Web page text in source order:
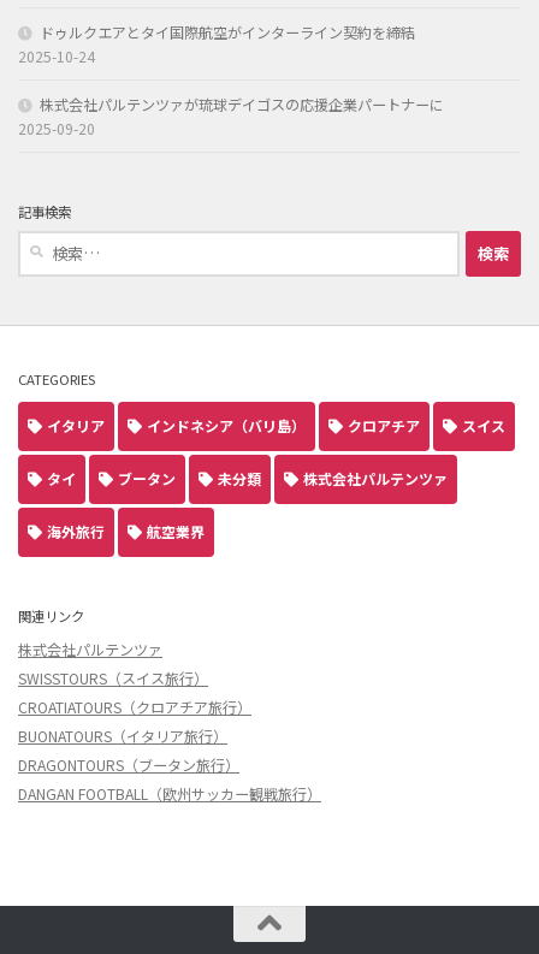
ドゥルクエアとタイ国際航空がインターライン契約を締結
2025-10-24
株式会社パルテンツァが琉球デイゴスの応援企業パートナーに
2025-09-20
記事検索
CATEGORIES
イタリア インドネシア（バリ島） クロアチア スイス
タイ ブータン 未分類 株式会社パルテンツァ
海外旅行 航空業界
関連リンク
株式会社パルテンツァ
SWISSTOURS（スイス旅行）
CROATIATOURS（クロアチア旅行）
BUONATOURS（イタリア旅行）
DRAGONTOURS（ブータン旅行）
DANGAN FOOTBALL（欧州サッカー観戦旅行）